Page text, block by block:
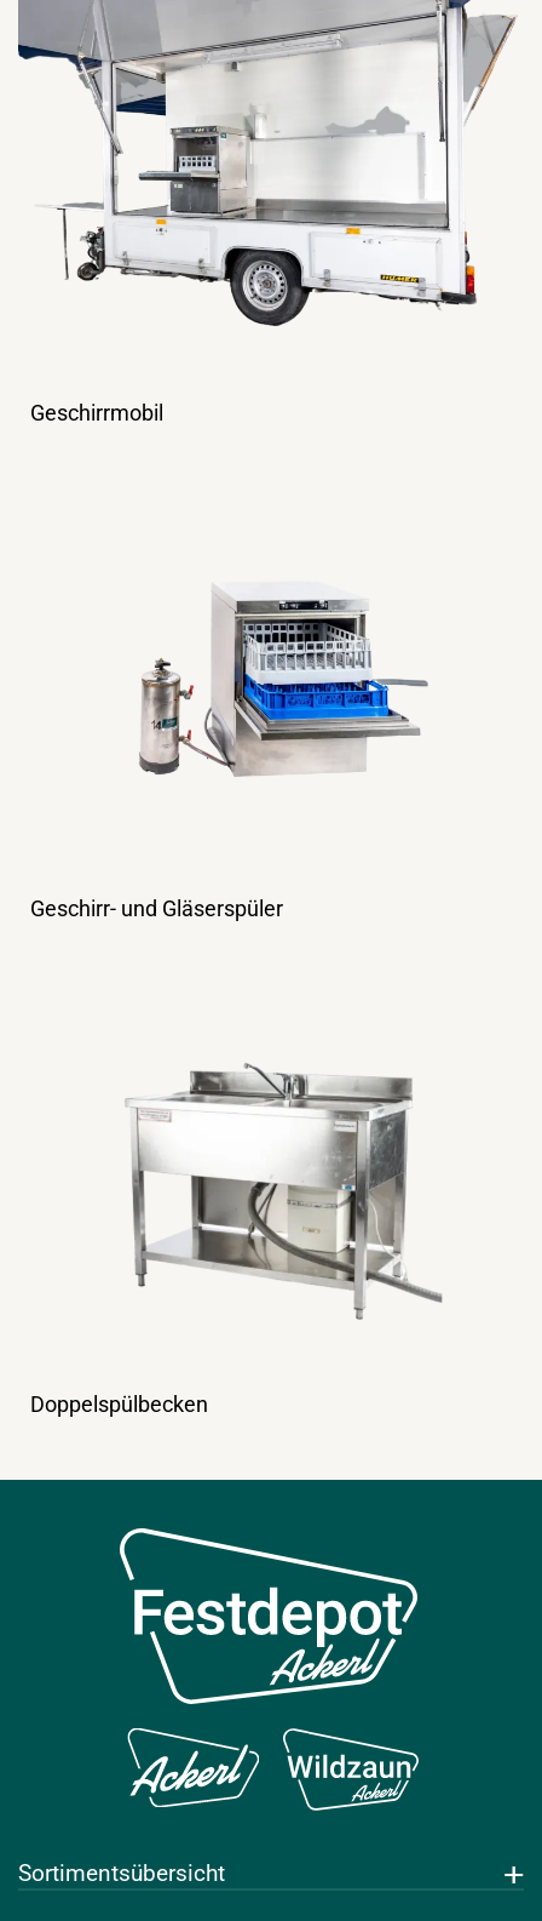
Geschirrmobil
Geschirr- und Gläserspüler
Doppelspülbecken
Sortimentsübersicht